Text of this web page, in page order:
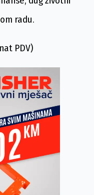
radu.
PDV)